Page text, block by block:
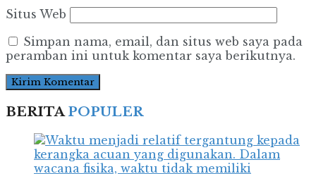
Situs Web
Simpan nama, email, dan situs web saya pada
peramban ini untuk komentar saya berikutnya.
BERITAPOPULER